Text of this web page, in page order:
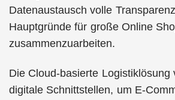
Datenaustausch volle
Hauptgründe für große Online
zusammenzuarbeiten.
Die Cloud-basierte Logistiklösung
digitale Schnittstellen, um E-